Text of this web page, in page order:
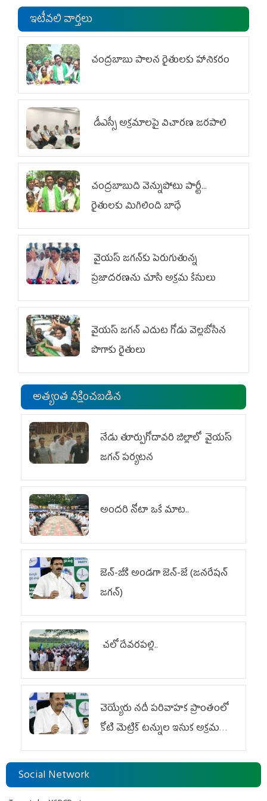
ఇటీవలి వార్తలు
చంద్రబాబు పాలన రైతులకు హానికరం
డీఎస్సీ అక్రమాలపై విచారణ జరపాలి
చంద్రబాబుది వెన్నుపోటు పార్టీ...
రైతులకు మిగిలింది బాధే
వైయ‌స్ జగన్‌కు పెరుగుతున్న
ప్రజాదరణను చూసి అక్రమ కేసులు
వైయ‌స్‌ జగన్ ఎదుట గోడు వెల్లబోసిన
పొగాకు రైతులు
అత్యంత వీక్షించబడిన
నేడు తూర్పుగోదావరి జిల్లాలో వైయస్‌
జగన్‌ పర్యటన
అందరి నోటా ఒకే మాట..
జెన్‌-జీకి అండగా జెన్‌-జే (జనరేషన్
జగన్)
చలో దేవరపల్లి..
చెయ్యేరు నదీ పరివాహక ప్రాంతంలో
కోటి మెట్రిక్ టన్నుల ఇసుక అక్రమ
రవాణా
Social Network